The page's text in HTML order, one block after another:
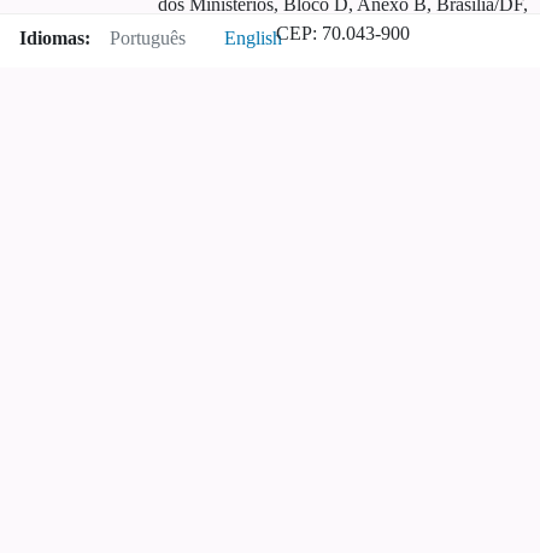
dos Ministérios, Bloco D, Anexo B, Brasília/DF,
CEP: 70.043-900
Idiomas: Português English